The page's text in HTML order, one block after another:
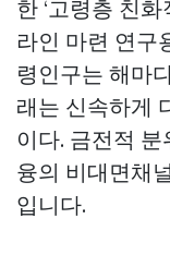
한 ‘고령층 친
라인 마련 연구
령인구는 해마
래는 신속하게
이다. 금전적
융의 비대면채
입니다.